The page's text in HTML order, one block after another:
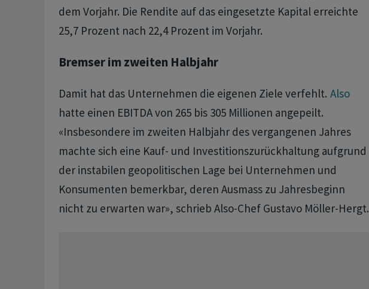
dem Vorjahr. Die Rendite auf das eingesetzte Kapital erreichte
25,7 Prozent nach 22,4 Prozent im Vorjahr.
Bremser im zweiten Halbjahr
Damit hat das Unternehmen die eigenen Ziele verfehlt. Also
hatte einen EBITDA von 265 bis 305 Millionen angepeilt.
«Insbesondere im zweiten Halbjahr des vergangenen Jahres
machte sich eine Kauf- und Investitionszurückhaltung aufgrund
der instabilen geopolitischen Lage bei Unternehmen und
Konsumenten bemerkbar, deren Ausmass zu Jahresbeginn
nicht zu erwarten war», schrieb Also-Chef Gustavo Möller-Hergt.